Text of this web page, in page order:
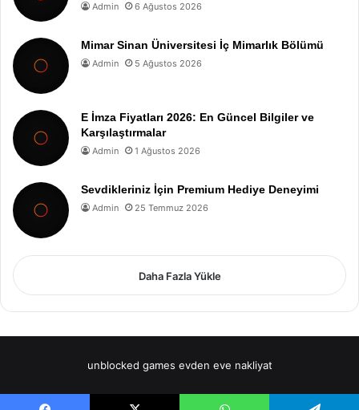
Admin 6 Ağustos 2026
Mimar Sinan Üniversitesi İç Mimarlık Bölümü
Admin 5 Ağustos 2026
E İmza Fiyatları 2026: En Güncel Bilgiler ve
Karşılaştırmalar
Admin 1 Ağustos 2026
Sevdikleriniz İçin Premium Hediye Deneyimi
Admin 25 Temmuz 2026
Daha Fazla Yükle
unblocked games evden eve nakliyat